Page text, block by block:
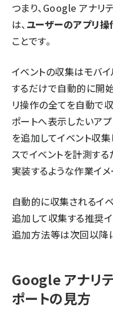
つまり、Google アナリ
は、ユーザーのアプリ
ことです。
イベントの収集はモバ
するだけで自動的に開
リ操作の全てを自動で
ポートへ表示したいア
を追加してイベント収
スでイベントを計測す
実装するような作業イメ
自動的に収集されるイ
追加して収集する推奨
追加方法等は次回以降
Google アナリ
ポートの見方